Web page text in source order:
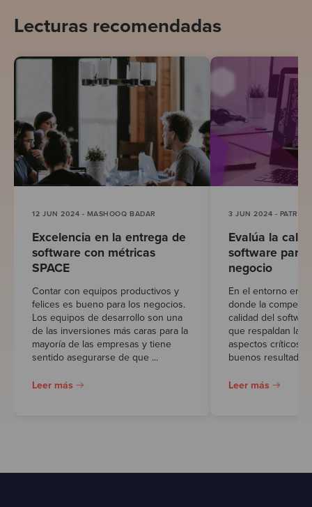
Lecturas recomendadas
12 JUN 2024 - MASHOOQ BADAR
Excelencia en la entrega de
software con métricas
SPACE
Contar con equipos productivos y
felices es bueno para los negocios.
Los equipos de desarrollo son una
de las inversiones más caras para la
mayoría de las empresas y tiene
sentido asegurarse de que ...
Leer más
3 JUN 2024 -
Evalúa la
software para
negocio
En el entorno
donde la
calidad del
que respaldan las
aspectos críticos
buenos resultados
Leer más